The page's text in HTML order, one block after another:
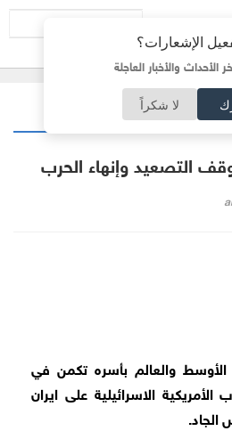
الإشعارات؟
والأخبار العاجلة
لا شكراً
التصعيد وإنهاء الحرب
والعالم بأسره تكمن في
الاسرائيلية على ايران
الجاد.